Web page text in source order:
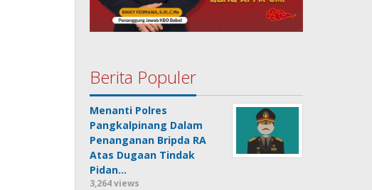
Berita Populer
Menanti Polres
Pangkalpinang Dalam
Penanganan Bripda RA
Atas Dugaan Tindak
Pidan…
3,264 views